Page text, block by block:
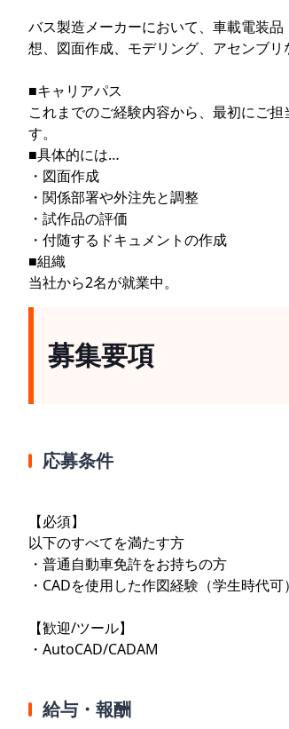
バス製造メーカーにおいて、車載電装
想、図面作成、モデリング、アセンブリ
■キャリアパス
これまでのご経験内容から、最初にご
す。
■具体的には…
・図面作成
・関係部署や外注先と調整
・試作品の評価
・付随するドキュメントの作成
■組織
当社から2名が就業中。
募集要項
応募条件
【必須】
以下のすべてを満たす方
・普通自動車免許をお持ちの方
・CADを使用した作図経験（学生時代可）
【歓迎/ツール】
・AutoCAD/CADAM
給与・報酬